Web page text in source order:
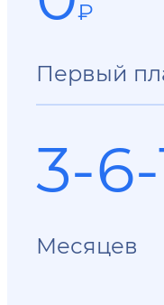
₽
Первый
3-6-
Месяцев